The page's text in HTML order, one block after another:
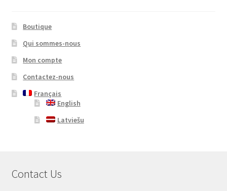
Boutique
Qui sommes-nous
Mon compte
Contactez-nous
Français
English
Latviešu
Contact Us